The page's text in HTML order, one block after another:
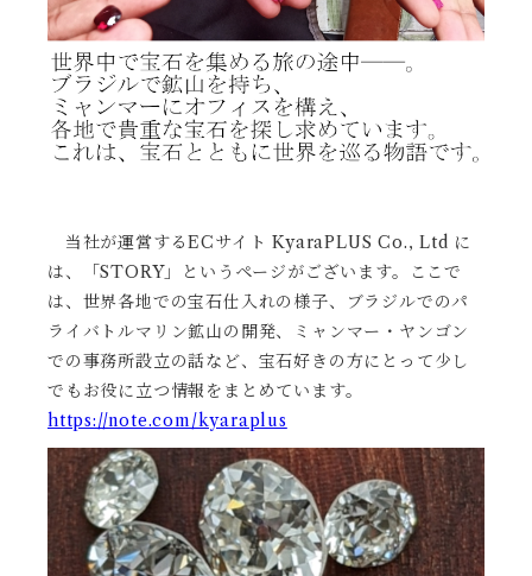
当社が運営するECサイトKyaraPLUS Co., Ltd に
は、「STORY」というページがございます。ここで
は、 世界各地での宝石仕入れの様子、
ブラジルでのパ
ライバトルマリン鉱山の開発、
ミャンマー・ヤンゴン
での事務所設立の話など、宝石好きの方にとって少し
でもお役に立つ情報をまとめています。
https://note.com/kyaraplus